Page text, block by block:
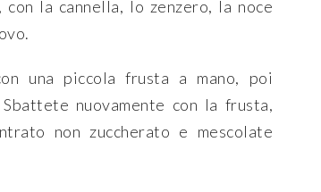
la cannella, lo zenzero, la noce
una piccola frusta a mano, poi
nuovamente con la frusta,
non zuccherato e mescolate